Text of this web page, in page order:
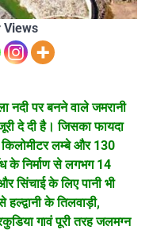
Views
नदी पर बनने वाले जमरानी
दे दी है। जिसका फायदा
लम्बे और 130
के निर्माण से लगभग 14
सिंचाई के लिए पानी भी
के तिलवाड़ी,
गावं पूरी तरह जलमग्न